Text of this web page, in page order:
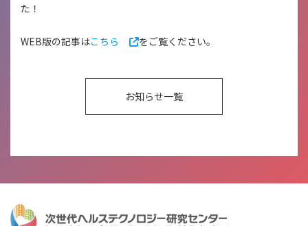
た！
WEB版の記事はこちら をご覧ください。
お知らせ一覧